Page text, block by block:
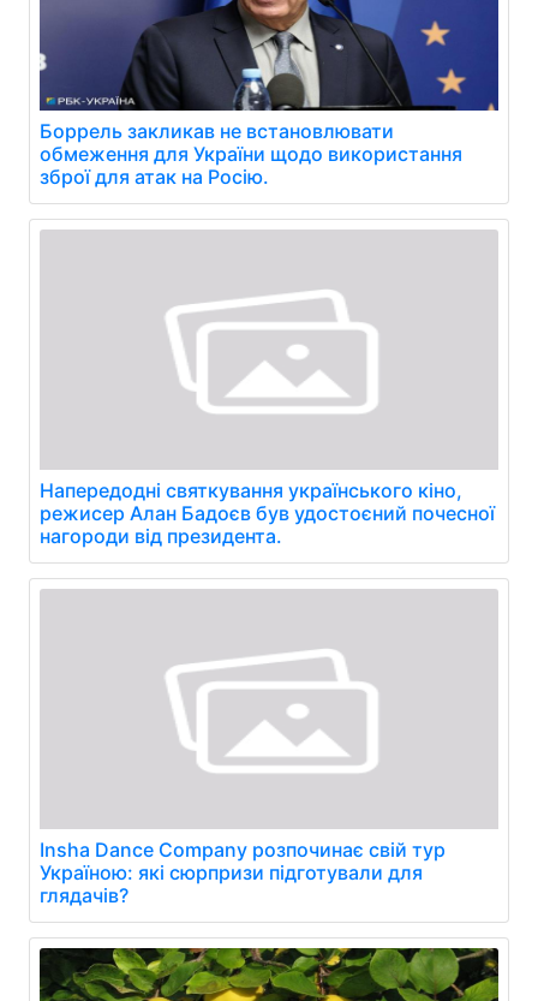
Боррель закликав не встановлювати
обмеження для України щодо використання
зброї для атак на Росію.
Напередодні святкування українського кіно,
режисер Алан Бадоєв був удостоєний почесної
нагороди від президента.
Insha Dance Company розпочинає свій тур
Україною: які сюрпризи підготували для
глядачів?